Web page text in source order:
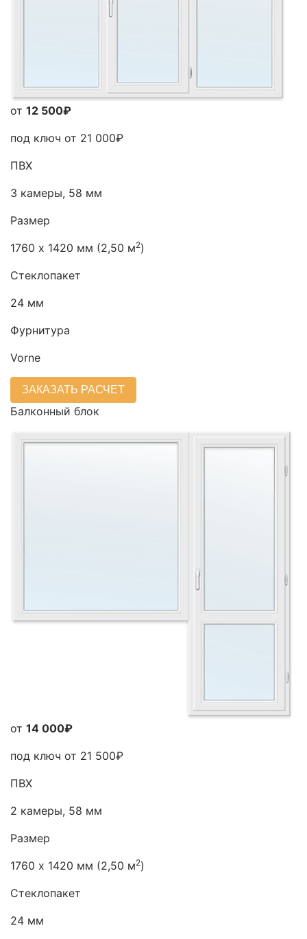
от 12 500₽
под ключ от 21 000₽
ПВХ
3 камеры, 58 мм
Размер
1760 х 1420 мм (2,50 м2)
Стеклопакет
24 мм
Фурнитура
Vorne
ЗАКАЗАТЬ РАСЧЕТ
Балконный блок
от 14 000₽
под ключ от 21 500₽
ПВХ
2 камеры, 58 мм
Размер
1760 х 1420 мм (2,50 м2)
Стеклопакет
24 мм